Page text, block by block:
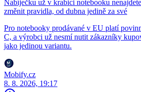
Nabíječku už v krabici notebooku
změnit pravidla, od dubna jedině za své
Pro notebooky prodávané v EU platí
C, a výrobci už nesmí nutit zákazníky
jako jedinou variantu.
Mobify.cz
8. 8. 2026, 19:17